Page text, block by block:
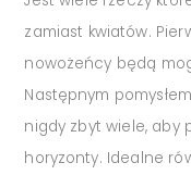
zamiast kwiatów.
nowożeńcy będą
Następnym
nigdy zbyt wiele, aby
horyzonty. Idealne